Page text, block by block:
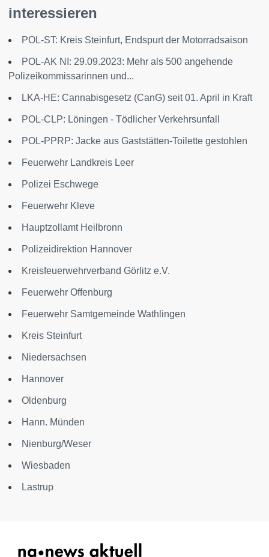
interessieren
POL-ST: Kreis Steinfurt, Endspurt der Motorradsaison
POL-AK NI: 29.09.2023: Mehr als 500 angehende
Polizeikommissarinnen und...
LKA-HE: Cannabisgesetz (CanG) seit 01. April in Kraft
POL-CLP: Löningen - Tödlicher Verkehrsunfall
POL-PPRP: Jacke aus Gaststätten-Toilette gestohlen
Feuerwehr Landkreis Leer
Polizei Eschwege
Feuerwehr Kleve
Hauptzollamt Heilbronn
Polizeidirektion Hannover
Kreisfeuerwehrverband Görlitz e.V.
Feuerwehr Offenburg
Feuerwehr Samtgemeinde Wathlingen
Kreis Steinfurt
Niedersachsen
Hannover
Oldenburg
Hann. Münden
Nienburg/Weser
Wiesbaden
Lastrup